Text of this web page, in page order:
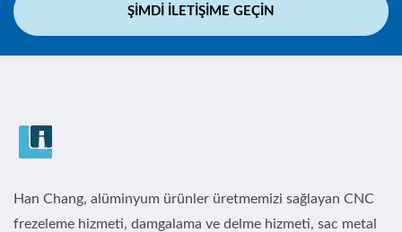
ŞIMDI İLETIŞIME GEÇIN
Han Chang, alüminyum ürünler üretmemizi sağlayan CNC
frezeleme hizmeti, damgalama ve delme hizmeti, sac metal